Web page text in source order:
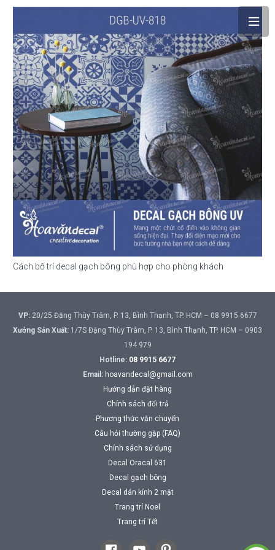
Cách bố trí decal gạch bông phù hợp cho phòng khách
VP:20/25 Đặng Thùy Trâm, P. 13, Bình Thạnh, TP. HCM – 08 9915 6677
Xưởng Sản Xuất: 1/7S Đặng Thùy Trâm, P. 13, Bình Thạnh, TP. HCM – 0903
194 979
Hotline: 08 9915 6677
Email: hoavandecal@gmail.com
Hướng dẫn đặt hàng
Chính sách đổi trả
Phương thức vận chuyển
Câu hỏi thường gặp (FAQ)
Chính sách sử dụng
Decal Oracal 631
Decal gạch bông
Decal dán kính 2 mặt
Trang trí Noel
Trang trí Tết